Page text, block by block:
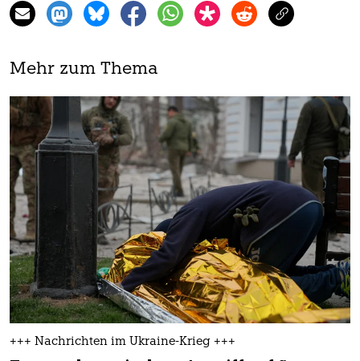
Mehr zum Thema
+++ Nachrichten im Ukraine-Krieg +++